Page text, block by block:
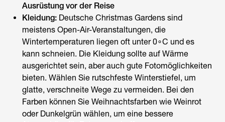
Ausrüstung vor der Reise
Kleidung: Deutsche Christmas Gardens sind
meistens Open-Air-Veranstaltungen, die
Wintertemperaturen liegen oft unter 0∘C und es
kann schneien. Die Kleidung sollte auf Wärme
ausgerichtet sein, aber auch gute Fotomöglichkeiten
bieten. Wählen Sie rutschfeste Winterstiefel, um
glatte, verschneite Wege zu vermeiden. Bei den
Farben können Sie Weihnachtsfarben wie Weinrot
oder Dunkelgrün wählen, um eine bessere